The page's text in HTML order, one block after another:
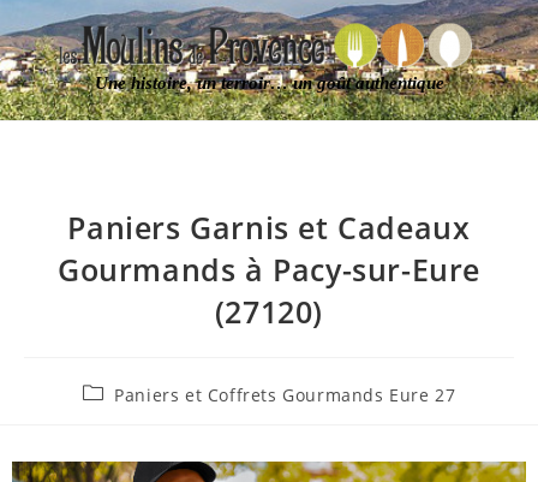
Une histoire, un terroir… un goût authentique
Paniers Garnis et Cadeaux
Gourmands à Pacy-sur-Eure
(27120)
Paniers et Coffrets Gourmands Eure 27